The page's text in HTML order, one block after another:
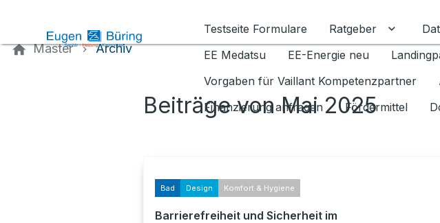
Testseite Formulare
Ratgeber
EE Medatsu
EE-Energie neu
Vorgaben für Vaillant Kompetenzpartner
Finanzierung anfragen
Fördermittel
Master Archiv
Beiträge von Mai 2025
Bad Design Komfort & Hygiene
Barrierefreiheit und Sicherheit im